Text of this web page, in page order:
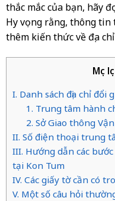
thắc mắc của bạn, hãy
Hy vọng rằng, thông
thêm kiến thức về địa
Mục
I. Danh sách địa chỉ đổi
1. Trung tâm hành
2. Sở Giao thông
II. Số điện thoại trung
III. Hướng dẫn các
tại Kon Tum
IV. Các giấy tờ cần có
V. Một số câu hỏi